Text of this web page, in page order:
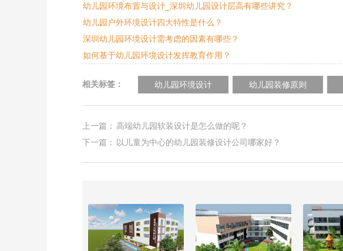
幼儿园环境布置与设计_深圳幼儿园设计层高有哪些讲究？
幼儿园户外环境设计四大特性是什么？
深圳幼儿园环境设计需考虑的因素有哪些？
如何基于幼儿园环境设计发挥教育作用？
相关标签： 幼儿园环境设计 幼儿园装修原则
上一篇： 高端幼儿园软装设计是怎么做的呢？
下一篇：
以儿童为中心的幼儿园装修设计公司哪家好？